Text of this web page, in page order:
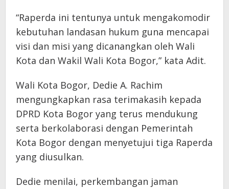
“Raperda ini tentunya untuk mengakomodir
kebutuhan landasan hukum guna mencapai
visi dan misi yang dicanangkan oleh Wali
Kota dan Wakil Wali Kota Bogor,” kata Adit.
Wali Kota Bogor, Dedie A. Rachim
mengungkapkan rasa terimakasih kepada
DPRD Kota Bogor yang terus mendukung
serta berkolaborasi dengan Pemerintah
Kota Bogor dengan menyetujui tiga Raperda
yang diusulkan.
Dedie menilai, perkembangan jaman